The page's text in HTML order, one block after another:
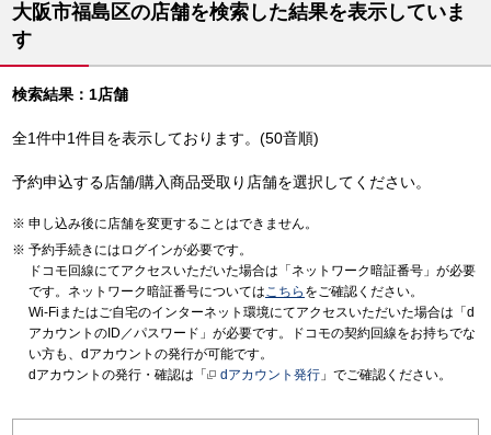
大阪市福島区の店舗を検索した結果を表示していま
す
検索結果：1店舗
全1件中1件目を表示しております。(50音順)
予約申込する店舗/購入商品受取り店舗を選択してください。
申し込み後に店舗を変更することはできません。
予約手続きにはログインが必要です。
ドコモ回線にてアクセスいただいた場合は「ネットワーク暗証番号」が必要
です。ネットワーク暗証番号についてはこちら をご確認ください。
Wi-Fiまたはご自宅のインターネット環境にてアクセスいただいた場合は「d
アカウントのID／パスワード」が必要です。ドコモの契約回線をお持ちでな
い方も、dアカウントの発行が可能です。
dアカウントの発行・確認は「
dアカウント発行 」でご確認ください。